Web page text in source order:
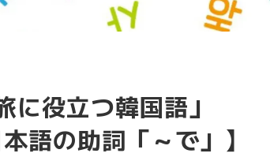
役立つ韓国語」
語の助詞「～で」】